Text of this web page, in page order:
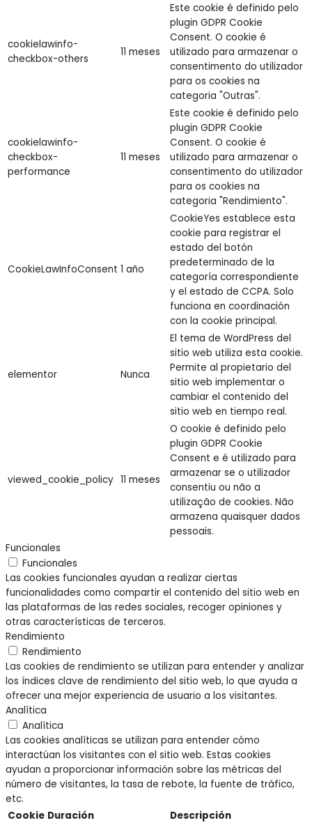
cookielawinfo-
checkbox-others
11 meses
Este cookie é definido pelo
plugin GDPR Cookie
Consent. O cookie é
utilizado para armazenar o
consentimento do utilizador
para os cookies na
categoria "Outras".
cookielawinfo-
checkbox-
performance
11 meses
Este cookie é definido pelo
plugin GDPR Cookie
Consent. O cookie é
utilizado para armazenar o
consentimento do utilizador
para os cookies na
categoria "Rendimiento".
CookieLawInfoConsent 1 año
CookieYes establece esta
cookie para registrar el
estado del botón
predeterminado de la
categoría correspondiente
y el estado de CCPA. Solo
funciona en coordinación
con la cookie principal.
elementor Nunca
El tema de WordPress del
sitio web utiliza esta cookie.
Permite al propietario del
sitio web implementar o
cambiar el contenido del
sitio web en tiempo real.
viewed_cookie_policy 11 meses
O cookie é definido pelo
plugin GDPR Cookie
Consent e é utilizado para
armazenar se o utilizador
consentiu ou não a
utilização de cookies. Não
armazena quaisquer dados
pessoais.
Funcionales
Funcionales
Las cookies funcionales ayudan a realizar ciertas
funcionalidades como compartir el contenido del sitio web en
las plataformas de las redes sociales, recoger opiniones y
otras características de terceros.
Rendimiento
Rendimiento
Las cookies de rendimiento se utilizan para entender y analizar
los índices clave de rendimiento del sitio web, lo que ayuda a
ofrecer una mejor experiencia de usuario a los visitantes.
Analítica
Analítica
Las cookies analíticas se utilizan para entender cómo
interactúan los visitantes con el sitio web. Estas cookies
ayudan a proporcionar información sobre las métricas del
número de visitantes, la tasa de rebote, la fuente de tráfico,
etc.
Cookie Duración Descripción